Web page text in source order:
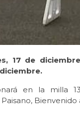
17 de
en la milla
Bienvenido